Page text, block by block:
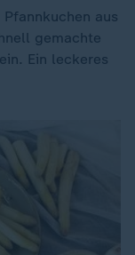
aus
gemachte
Ein leckeres